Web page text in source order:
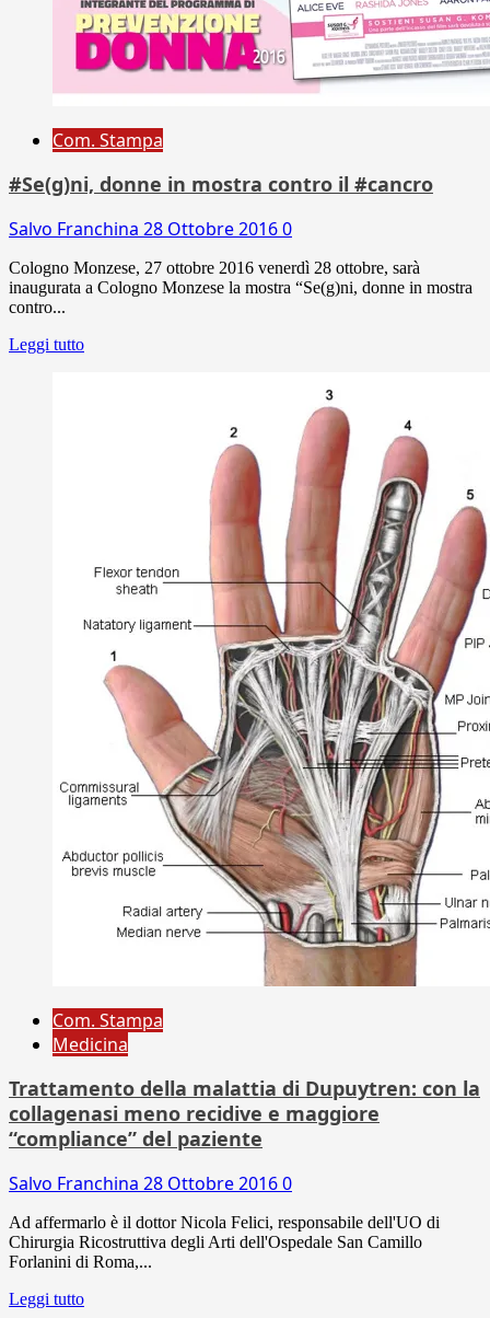
Com. Stampa
#Se(g)ni, donne in mostra contro il #cancro
Salvo Franchina 28 Ottobre 20160
Cologno Monzese, 27 ottobre 2016 venerdì 28 ottobre, sarà
inaugurata a Cologno Monzese la mostra “Se(g)ni, donne in mostra
contro...
Leggi tutto
Com. Stampa
Medicina
Trattamento della malattia di Dupuytren: con la
collagenasi meno recidive e maggiore
“compliance” del paziente
Salvo Franchina 28 Ottobre 20160
Ad affermarlo è il dottor Nicola Felici, responsabile dell'UO di
Chirurgia Ricostruttiva degli Arti dell'Ospedale San Camillo
Forlanini di Roma,...
Leggi tutto